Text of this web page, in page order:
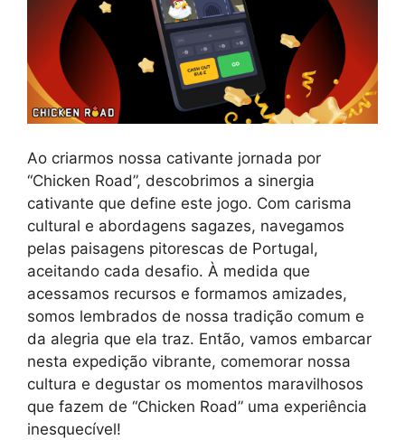
Ao criarmos nossa cativante jornada por
“Chicken Road”, descobrimos a sinergia
cativante que define este jogo. Com carisma
cultural e abordagens sagazes, navegamos
pelas paisagens pitorescas de Portugal,
aceitando cada desafio. À medida que
acessamos recursos e formamos amizades,
somos lembrados de nossa tradição comum e
da alegria que ela traz. Então, vamos embarcar
nesta expedição vibrante, comemorar nossa
cultura e degustar os momentos maravilhosos
que fazem de “Chicken Road” uma experiência
inesquecível!